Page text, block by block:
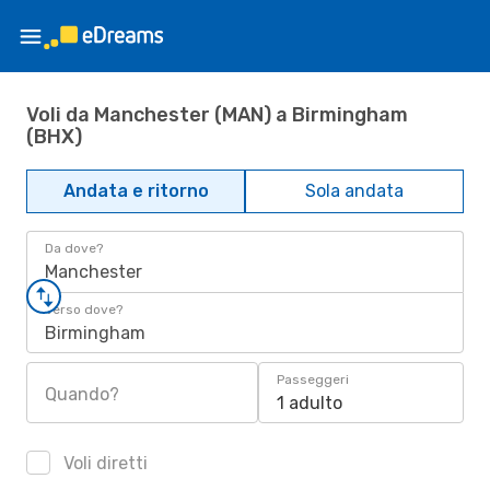
Voli da Manchester (MAN) a Birmingham
(BHX)
Andata e ritorno Sola andata
Da dove?
Manchester
Verso dove?
Birmingham
Quando?
Passeggeri
1 adulto
Voli diretti